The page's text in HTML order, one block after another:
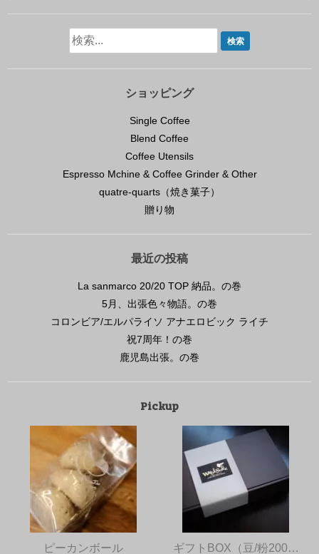
ショッピング
Single Coffee
Blend Coffee
Coffee Utensils
Espresso Mchine & Coffee Grinder & Other
quatre-quarts（焼き菓子）
贈り物
最近の投稿
La sanmarco 20/20 TOP 納品。の巻
5月、出張色々物語。の巻
コロンビア/エルパライソ アナエロビック ライチ
祝7周年！の巻
鹿児島出張。の巻
Pickup
ピーカンボール ギフトBOX（豆/粉200…